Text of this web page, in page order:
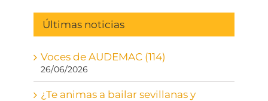
Últimas noticias
Voces de AUDEMAC (114)
26/06/2026
¿Te animas a bailar sevillanas y